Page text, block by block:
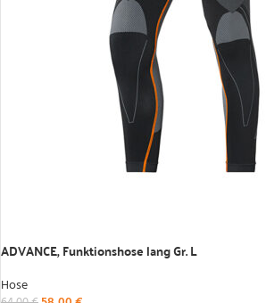
ADVANCE, Funktionshose lang Gr. L
Hose